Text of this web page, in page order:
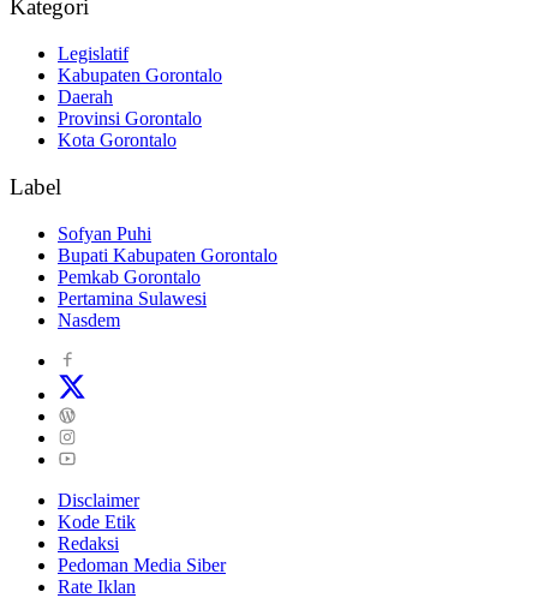
Kategori
Legislatif
Kabupaten Gorontalo
Daerah
Provinsi Gorontalo
Kota Gorontalo
Label
Sofyan Puhi
Bupati Kabupaten Gorontalo
Pemkab Gorontalo
Pertamina Sulawesi
Nasdem
Disclaimer
Kode Etik
Redaksi
Pedoman Media Siber
Rate Iklan